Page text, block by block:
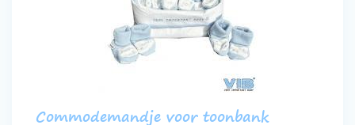
Commodemandje voor toonbank